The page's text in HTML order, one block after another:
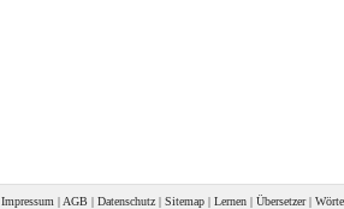
Impressum | AGB | Datenschutz | Sitemap | Lernen | Übersetzer|